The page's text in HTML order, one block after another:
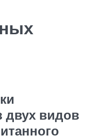
двух видов